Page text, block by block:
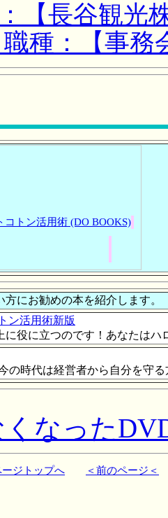
【長谷観光
種：【事
コトン活用術 (DO BOOKS)
にお勧めの本を紹介します。
ン活用術新版
に役に立つのです！あなたはハ
の時代は経営者から自分を守
くなった
ジトップへ ＜前のページ＜